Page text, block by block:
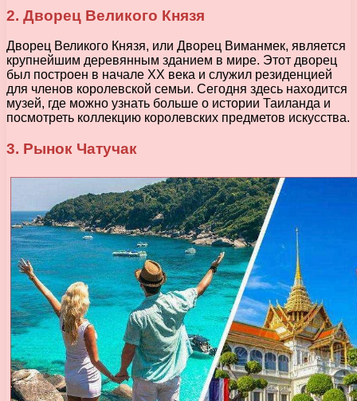
2. Дворец Великого Князя
Дворец Великого Князя, или Дворец Виманмек, является
крупнейшим деревянным зданием в мире. Этот дворец
был построен в начале XX века и служил резиденцией
для членов королевской семьи. Сегодня здесь находится
музей, где можно узнать больше о истории Таиланда и
посмотреть коллекцию королевских предметов искусства.
3. Рынок Чатучак